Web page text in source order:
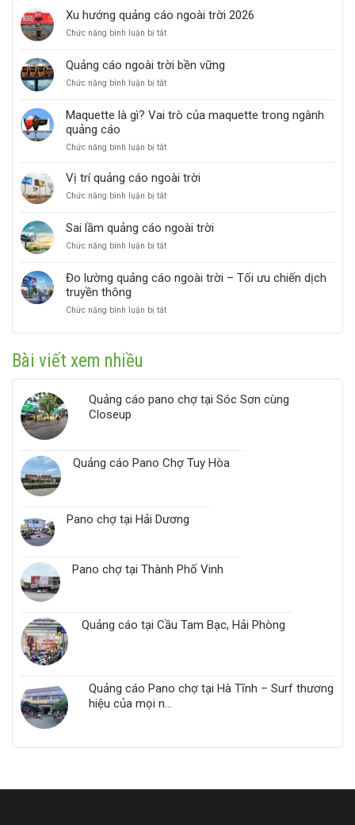
quảng
cáo
hiệu
quả
Xu hướng quảng cáo ngoài trời 2026
Chức năng bình luận bị tắtở
hướng
quảng
cáo
trời
2026
Quảng cáo ngoài trời bền vững
Chức năng bình luận bị tắtở
ngoài
bền
Maquette là gì? Vai trò của maquette trong ngành
quảng cáo
Chức năng bình luận bị tắtở
gì?
Vai
maquette
trong
quảng
Vị trí quảng cáo ngoài trời
Chức năng bình luận bị tắtở
quảng
cáo
Sai lầm quảng cáo ngoài trời
Chức năng bình luận bị tắtở
quảng
ngoài
Đo lường quảng cáo ngoài trời – Tối ưu chiến dịch
truyền thông
Chức năng bình luận bị tắtở
lường
–
truyền
Bài viết xem nhiều
Quảng cáo pano chợ tại Sóc Sơn cùng
Closeup
Quảng cáo Pano Chợ Tuy Hòa
Pano chợ tại Hải Dương
Pano chợ tại Thành Phố Vinh
Quảng cáo tại Cầu Tam Bạc, Hải Phòng
Quảng cáo Pano chợ tại Hà Tĩnh – Surf thương
hiệu của mọi n...